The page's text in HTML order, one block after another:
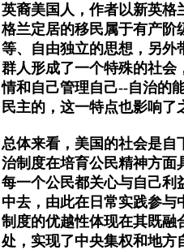
英裔美国人，作者以新英格
格兰定居的移民属于有产阶
等、自由独立的思想， 另外
群人形成了一个特殊的社会
情和自己管理自己--自治的
民主的，这一特点也影响
总体来看，美国的社会是自
治制度在培育公民精神方面
每一个公民都关心与自己利
中去，由此在日常实践参与
制度的优越性体现在其既融
处，实现了中央集权和地方